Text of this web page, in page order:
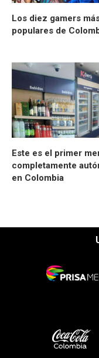
Los diez gamers
populares de
Este es el primer
completamente
en Colombia